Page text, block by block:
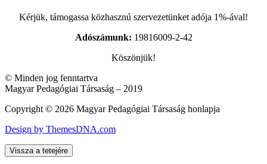
Kérjük, támogassa közhasznú szervezetünket adója 1%-ával!
Adószámunk: 19816009-2-42
Köszönjük!
© Minden jog fenntartva
Magyar Pedagógiai Társaság – 2019
Copyright © 2026 Magyar Pedagógiai Társaság honlapja
Design by ThemesDNA.com
Vissza a tetejére